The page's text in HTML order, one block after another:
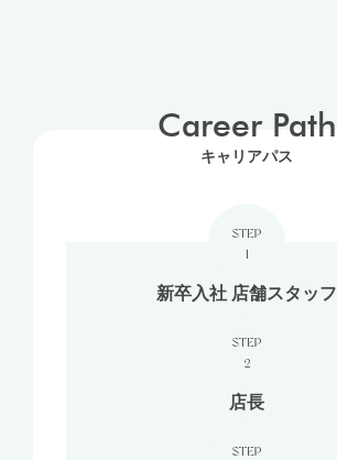
Career Path
キャリアパス
STEP
1
新卒入社 店舗スタッフ
STEP
2
店長
STEP